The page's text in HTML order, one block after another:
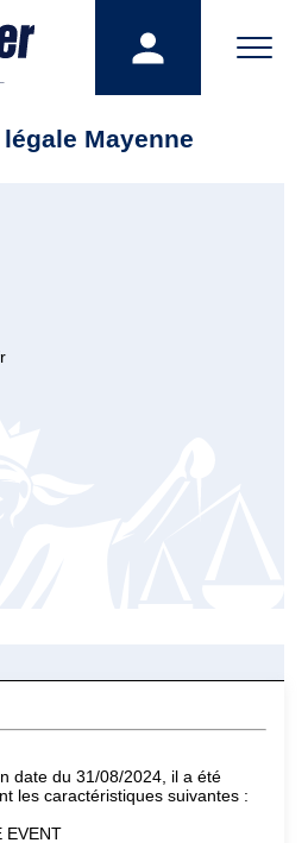
Mayenne
date du 31/08/2024, il a été
les caractéristiques suivantes :
EVENT